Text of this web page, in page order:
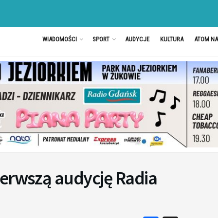
WIADOMOŚCI SPORT AUDYCJE KULTURA ATOM
audycję Radia